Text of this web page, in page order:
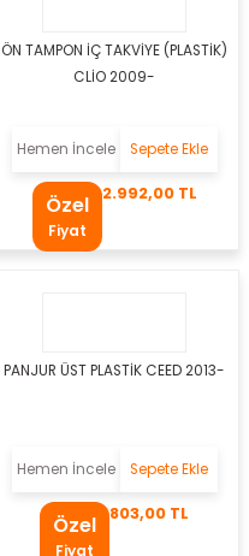
ÖN TAMPON İÇ TAKVİYE (PLASTİK)
CLİO 2009-
Hemen İncele Sepete Ekle
Özel
Fiyat
2.992,00 TL
PANJUR ÜST PLASTİK CEED 2013-
Hemen İncele Sepete Ekle
Özel
Fiyat
803,00 TL